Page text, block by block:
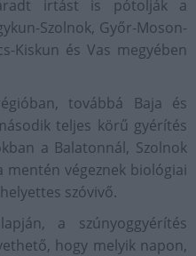
irtást is pótolják a
Szolnok, Győr-Moson-
Kiskun és Vas megyében
továbbá Baja és
teljes körű gyérítés
a Balatonnál, Szolnok
végeznek biológiai
szóvivő.
a szúnyoggyérítés
hogy melyik napon,